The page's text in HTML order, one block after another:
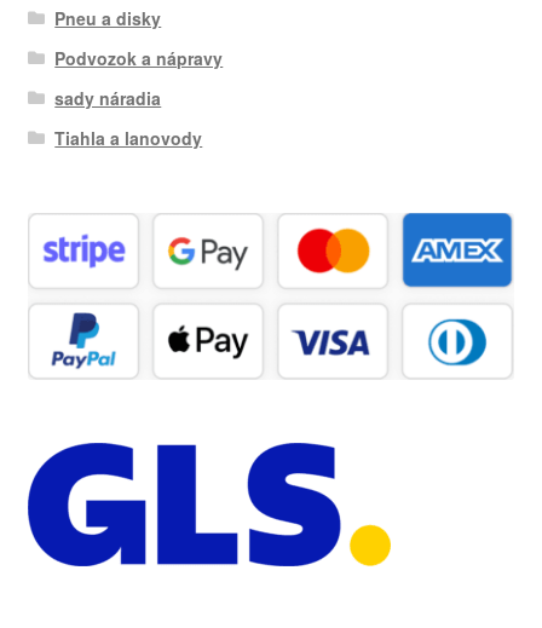
Pneu a disky
Podvozok a nápravy
sady náradia
Tiahla a lanovody